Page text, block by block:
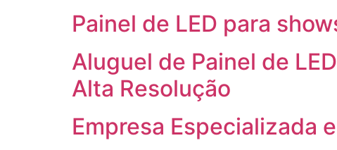
Painel de LED para
Aluguel de Painel de
Alta Resolução
Empresa Especializada